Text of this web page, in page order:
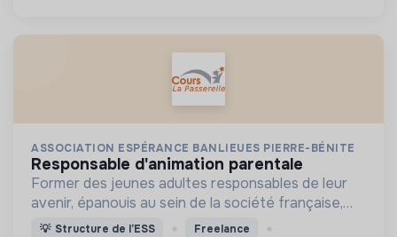
ASSOCIATION ESPÉRANCE BANLIEUES PIERRE-BÉNITE
responsable d'animation parentale
Former des jeunes adultes responsables de leur
avenir, épanouis au sein de la société française,
ayant connaissance de sa culture et de ses codes.
💡 Structure de l’ESS Freelance